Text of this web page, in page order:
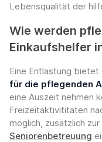
Lebensqualität der
Wie werden
Einkaufshelfer
Eine Entlastung bietet
für die pflegenden
eine Auszeit nehmen
Freizeitaktivititaten
möglich, zusätzlich zur
Seniorenbetreuung